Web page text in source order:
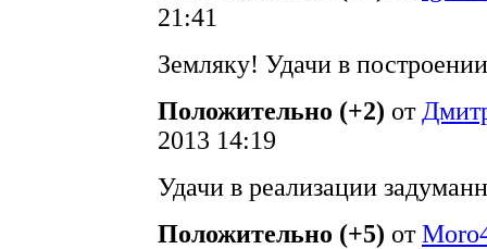
21:41
Земляку! Удачи в
Положительно (+2) от
2013 14:19
Удачи в реализации
Положительно (+5) от